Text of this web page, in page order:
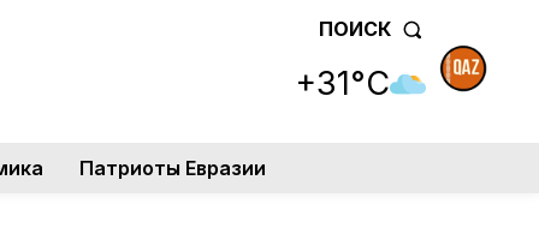
ПОИСК
+31°C
Патриоты Евразии